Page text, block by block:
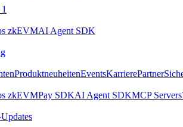
zkEVMAI Agent SDK
ProduktneuheitenEventsKarrierePartner
zkEVMPay SDKAI Agent SDKMCP Servers